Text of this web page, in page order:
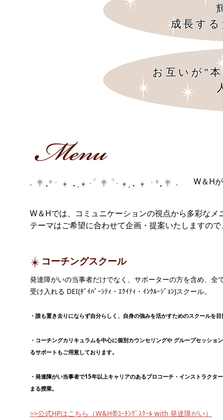
成長す
お互いが"
W＆H
W＆Hでは、コミュニケーションの視点から多彩な
テーマはご希望に合わせて企画・提案いたしますの
コーチングスクール
発達障がいの当事者だけでなく、サポーターの方を含め、全
受け入れる DEI(ﾀﾞｲﾊﾞｰｼﾃｨ・ｴｸｲﾃｨ・ｲﾝｸﾙｰｼﾞｮﾝ)スクール。
・誰も置き去りにならず自分らしく、自身の強みを活かすためのスクールを
・コーチングカリキュラムを中心に個別カウンセリングや グループセッショ
るサポートもご用意しております。
・発達障がい当事者で15年以上キャリアのあるプロコーチ・インストラクタ
まる授業。
>>公式HPはこちら（W&H®ｺｰﾁﾝｸﾞｽｸｰﾙ with 発達障がい）